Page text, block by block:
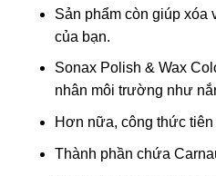
Sản phẩm còn giúp xóa
của bạn.
Sonax Polish & Wax
nhân môi trường như
Hơn nữa, công thức
Thành phần chứa